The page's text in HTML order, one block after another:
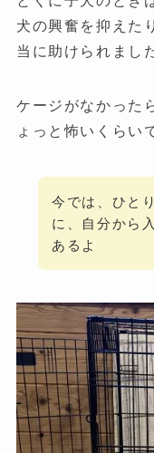
犬の興奮を抑えた
当に助けられまし
ケージがなかった
ょっと怖いくらい
今では、ひと
に、自分から
あるよ